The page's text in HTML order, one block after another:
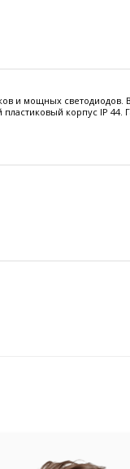
и мощных
корпус IP 44.